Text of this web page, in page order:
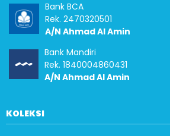
Bank BCA
Rek. 2470320501
A/N Ahmad Al Amin
Bank Mandiri
Rek. 1840004860431
A/N Ahmad Al Amin
KOLEKSI